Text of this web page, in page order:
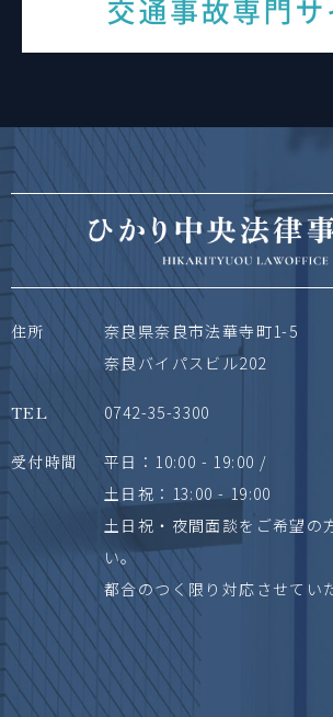
住所
奈良県奈良市法華寺町1-5
奈良バイパスビル202
TEL 0742-35-3300
受付時間
平日：10:00 - 19:00 /
土日祝：13:00 - 19:00
土日祝・夜間面談をご希望の
い。
都合のつく限り対応させてい